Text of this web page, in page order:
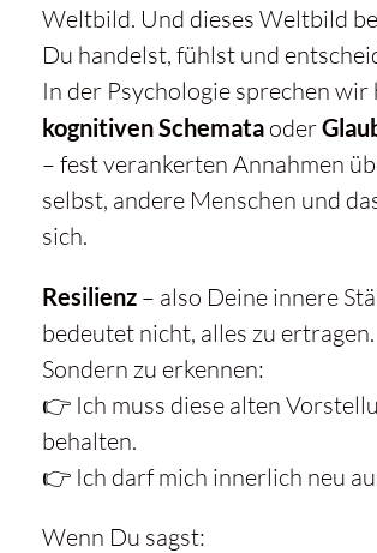
Weltbild. Und dieses Weltbild
Du handelst, fühlst und
In der Psychologie sprechen wir
kognitiven Schemataoder
– fest verankerten Annahmen
selbst, andere Menschen und
sich.
Resilienz– also Deine innere
bedeutet nicht, alles zu ertragen.
Sondern zu erkennen:
👉 Ich muss diese alten
behalten.
👉 Ich darf mich innerlich neu
Wenn Du sagst: